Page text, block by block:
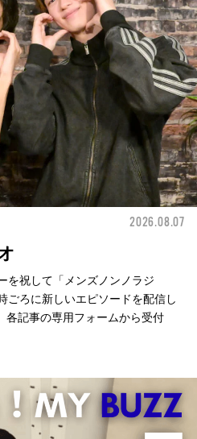
2026.08.07
を祝して「メンズノンノラジ
ろに新しいエピソードを配信し
各記事の専用フォームから受付